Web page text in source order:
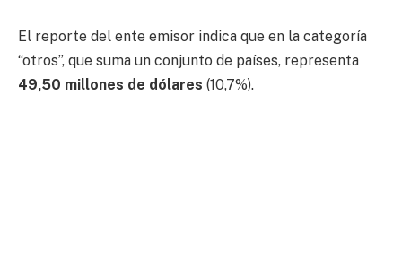
El reporte del ente emisor indica que en la categoría
“otros”, que suma un conjunto de países, representa
49,50 millones de dólares (10,7%).